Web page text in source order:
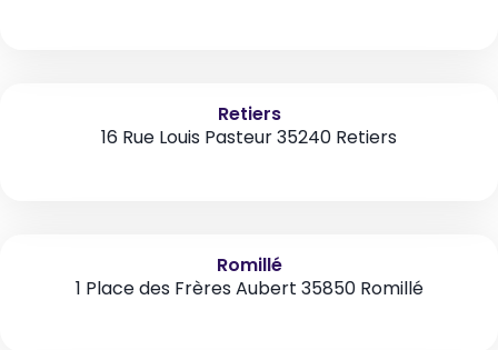
Retiers
16 Rue Louis Pasteur 35240 Retiers
Romillé
1 Place des Frères Aubert 35850 Romillé